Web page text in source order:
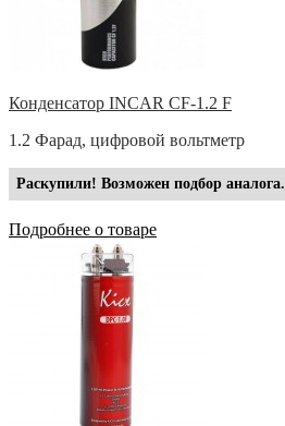
Конденсатор INCAR CF-1.2 F
1.2 Фарад, цифровой вольтметр
Раскупили! Возможен подбор аналога.
Подробнее о товаре